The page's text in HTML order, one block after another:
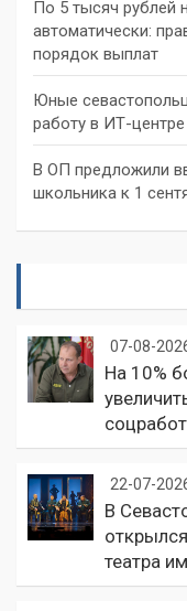
По 5 тысяч рублей
автоматически:
порядок выплат
Юные
работу в ИТ-
В ОП предложили
школьника к 1
07-08-
На 10%
22-07-
В
театра